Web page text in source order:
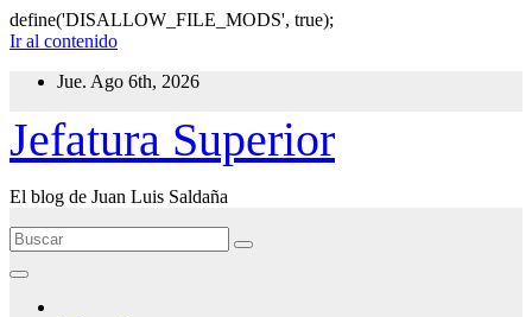
define('DISALLOW_FILE_MODS', true);
Ir al contenido
Jue. Ago 6th, 2026
Jefatura Superior
El blog de Juan Luis Saldaña